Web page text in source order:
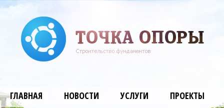
ГЛАВНАЯ НОВОСТИ УСЛУГИ ПРОЕКТЫ